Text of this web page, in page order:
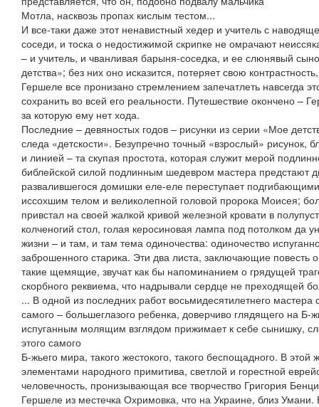
Мотла, насквозь пропах кислым тестом...
И все-таки даже этот ненавистный хедер и учитель с
соседи, и тоска о недостижимой скрипке не омрачают
– и учитель, и чванливая барыня-соседка, и ее слюнявый
детства»; без них оно исказится, потеряет свою
Гершеле все пронизано стремлением запечатлеть навсегда
сохранить во всей его реальности. Путешествие окончено –
за которую ему нет хода.
Последние – девяностых годов – рисунки из серии «Мое
следа «детскости». Безупречно точный «взрослый»
и линией – та скупая простота, которая служит мерой
библейской силой подлинным шедевром мастера предстают
развалившегося домишки еле-еле переступает
иссохшим телом и великолепной головой пророка Моисея;
привстал на своей жалкой кривой железной кровати в
колченогий стол, голая керосиновая лампа под потолком да
жизни – и там, и там тема одиночества: одиночество
заброшенного старика. Эти два листа, заключающие повесть
такие щемящие, звучат как бы напоминанием о грядущей
скорбного реквиема, что надрывали сердце не преходящей
... В одной из последних работ восьмидесятилетнего
самого – большеглазого ребенка, доверчиво глядящего на
испуганным молящим взглядом прижимает к себе сынишку,
этого самого
Б-жьего мира, такого жестокого, такого беспощадного. В
элементами народного примитива, светлой и горестной
человечность, пронизывающая все творчество Григория
Гершеле из местечка Охримовка, что на Украине, близ